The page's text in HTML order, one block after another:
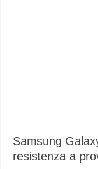
Samsung
resistenza a